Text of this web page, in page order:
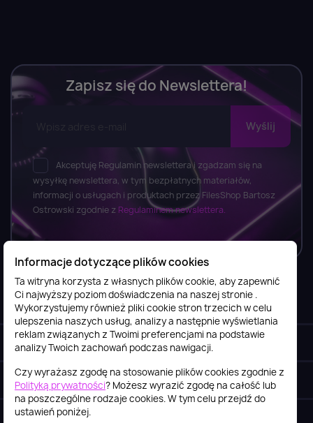
Zapisz się do Newslettera!
Akceptuję Regulamin newslettera i zgadzam się na
wysyłkę newslettera, w tym bezpłatnych materiałów,
informacji o usługach i produktach przez FilesShop Bartosz
Ostrowski zgodnie z Regulaminem newslettera.
Informacje
Obsługa klienta
Szybki kontakt keyboard_arrow_down
Informacje dotyczące plików cookies
Ta witryna korzysta z własnych plików cookie, aby zapewnić
Ci najwyższy poziom doświadczenia na naszej stronie .
Wykorzystujemy również pliki cookie stron trzecich w celu
ulepszenia naszych usług, analizy a następnie wyświetlania
reklam związanych z Twoimi preferencjami na podstawie
analizy Twoich zachowań podczas nawigacji.
Czy wyrażasz zgodę na stosowanie plików cookies zgodnie z
Polityką prywatności? Możesz wyrazić zgodę na całość lub
na poszczególne rodzaje cookies. W tym celu przejdź do
ustawień poniżej.